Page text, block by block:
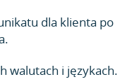
dla klienta po
walutach i językach.